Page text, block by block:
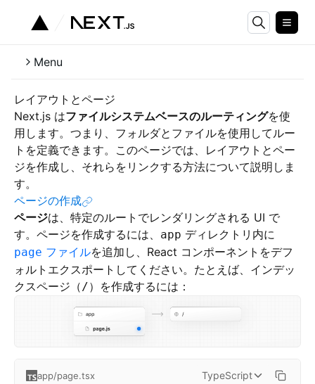
Menu
レイアウトとページ
Next.js はファイルシステムベースのルーティングを使
用します。つまり、フォルダとファイルを使用してルー
トを定義できます。このページでは、レイアウトとペー
ジを作成し、それらをリンクする方法について説明しま
す。
ページの作成
ページは、特定のルートでレンダリングされる UI で
す。ページを作成するには、 app ディレクトリ内に
page ファイルを追加し、React コンポーネントをデフ
ォルトエクスポートしてください。たとえば、インデッ
クスページ（/）を作成するには：
app/page.tsx TypeScript